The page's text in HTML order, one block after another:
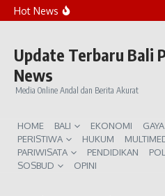
Lewati ke konten
Hot News
Penanaman Ribuan
Update Terbaru Bali
News
Media Online Andal dan Berita Akurat
HOME BALI EKONOMI
GAYA
PERISTIWA
HUKUM
PARIWISATA
PENDIDIKAN
SOSBUD
OPINI